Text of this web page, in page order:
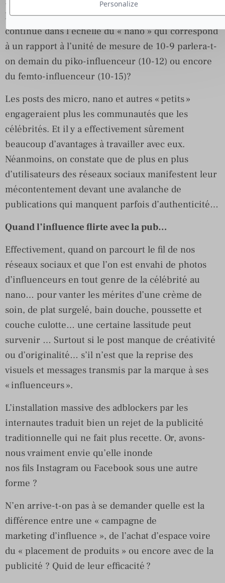
l’infinitésimal influenceur » ? Ou encore si on
continue dans l’échelle du « nano » qui correspond
à un rapport à l’unité de mesure de 10-9 parlera-t-
on demain du piko-influenceur (10-12) ou encore
du femto-influenceur (10-15)?
Les posts des micro, nano et autres « petits »
engageraient plus les communautés que les
célébrités. Et il y a effectivement sûrement
beaucoup d’avantages à travailler avec eux.
Néanmoins, on constate que de plus en plus
d’utilisateurs des réseaux sociaux manifestent leur
mécontentement devant une avalanche de
publications qui manquent parfois d’authenticité…
Quand l’influence flirte avec la pub…
Effectivement, quand on parcourt le fil de nos
réseaux sociaux et que l’on est envahi de photos
d’influenceurs en tout genre de la célébrité au
nano… pour vanter les mérites d’une crème de
soin, de plat surgelé, bain douche, poussette et
couche culotte… une certaine lassitude peut
survenir … Surtout si le post manque de créativité
ou d’originalité… s’il n’est que la reprise des
visuels et messages transmis par la marque à ses
« influenceurs ».
L’installation massive des adblockers par les
internautes traduit bien un rejet de la publicité
traditionnelle qui ne fait plus recette. Or, avons-
nous vraiment envie qu’elle inonde
nos fils Instagram ou Facebook sous une autre
forme ?
N’en arrive-t-on pas à se demander quelle est la
différence entre une « campagne de
marketing d’influence », de l’achat d’espace voire
du « placement de produits » ou encore avec de la
publicité ? Quid de leur efficacité ?
Personalize